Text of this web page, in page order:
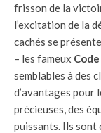
frisson de la
l’excitation de la
cachés se
– les fameux
semblables à des
d’avantages pour
précieuses, des
puissants. Ils sont